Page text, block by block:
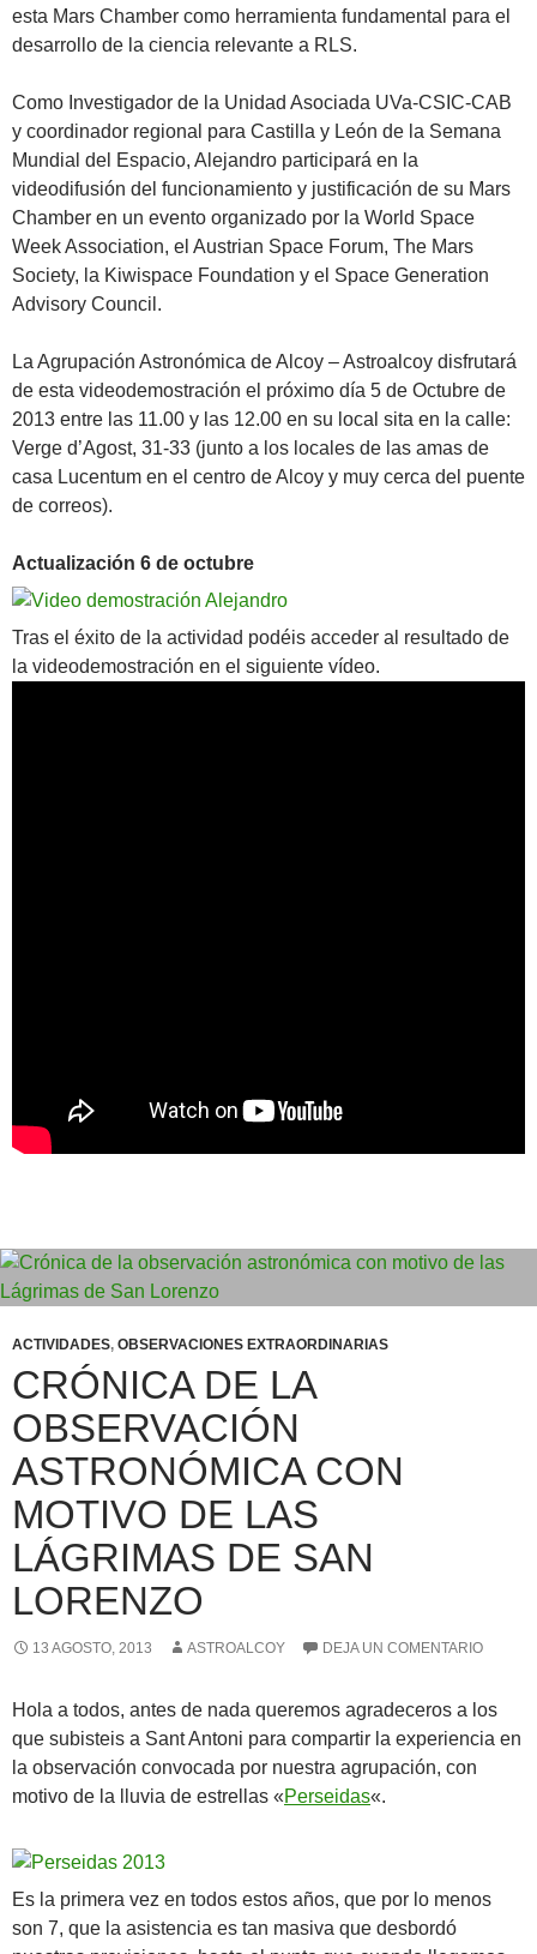
esta Mars Chamber como herramienta fundamental para el
desarrollo de la ciencia relevante a RLS.
Como Investigador de la Unidad Asociada UVa-CSIC-CAB
y coordinador regional para Castilla y León de la Semana
Mundial del Espacio, Alejandro participará en la
videodifusión del funcionamiento y justificación de su Mars
Chamber en un evento organizado por la World Space
Week Association, el Austrian Space Forum, The Mars
Society, la Kiwispace Foundation y el Space Generation
Advisory Council.
La Agrupación Astronómica de Alcoy – Astroalcoy disfrutará
de esta videodemostración el próximo día 5 de Octubre de
2013 entre las 11.00 y las 12.00 en su local sita en la calle:
Verge d’Agost, 31-33 (junto a los locales de las amas de
casa Lucentum en el centro de Alcoy y muy cerca del puente
de correos).
Actualización 6 de octubre
Tras el éxito de la actividad podéis acceder al resultado de
la videodemostración en el siguiente vídeo.
ACTIVIDADES, OBSERVACIONES EXTRAORDINARIAS
CRÓNICA DE LA
OBSERVACIÓN
ASTRONÓMICA CON
MOTIVO DE LAS
LÁGRIMAS DE SAN
LORENZO
13 AGOSTO, 2013 ASTROALCOY DEJA UN COMENTARIO
Hola a todos, antes de nada queremos agradeceros a los
que subisteis a Sant Antoni para compartir la experiencia en
la observación convocada por nuestra agrupación, con
motivo de la lluvia de estrellas «Perseidas«.
Es la primera vez en todos estos años, que por lo menos
son 7, que la asistencia es tan masiva que desbordó